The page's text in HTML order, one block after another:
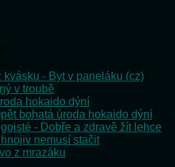
kvásku - Byt v paneláku (cz)
v troubě
hokaido dýní
bohatá úroda hokaido dýní
- Dobře a zdravě žít lehce
nemusí stačit
z mrazáku